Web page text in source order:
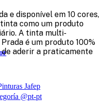
e disponível em 10 cores,
como um produto
A tinta multi-
é um produto 100%
de aderir a praticamente
@pt-pt